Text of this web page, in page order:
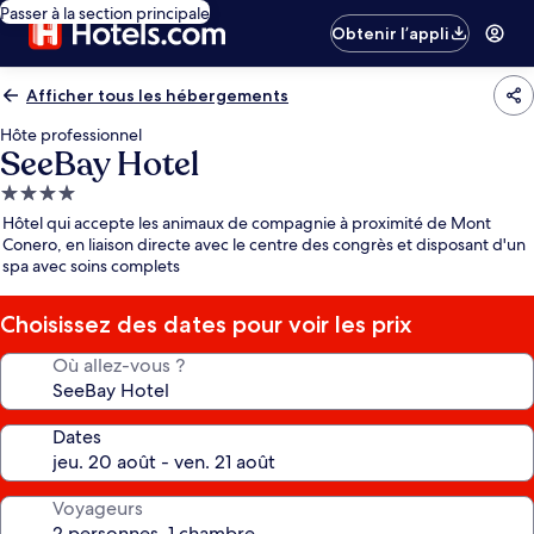
Passer à la section principale
Obtenir l’appli
Afficher tous les hébergements
Hôte professionnel
SeeBay Hotel
Hébergement
4.0 étoiles
Hôtel qui accepte les animaux de compagnie à proximité de Mont
Conero, en liaison directe avec le centre des congrès et disposant d'un
spa avec soins complets
Choisissez des dates pour voir les prix
Où allez-vous ?
Dates
Voyageurs